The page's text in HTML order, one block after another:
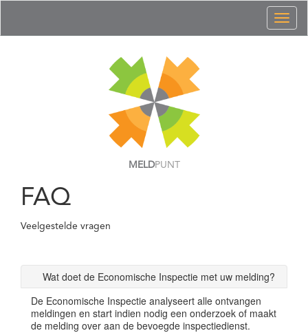
MELDPUNT
FAQ
Veelgestelde vragen
Wat doet de Economische Inspectie met uw melding?
De Economische Inspectie analyseert alle ontvangen
meldingen en start indien nodig een onderzoek of maakt
de melding over aan de bevoegde inspectiedienst.